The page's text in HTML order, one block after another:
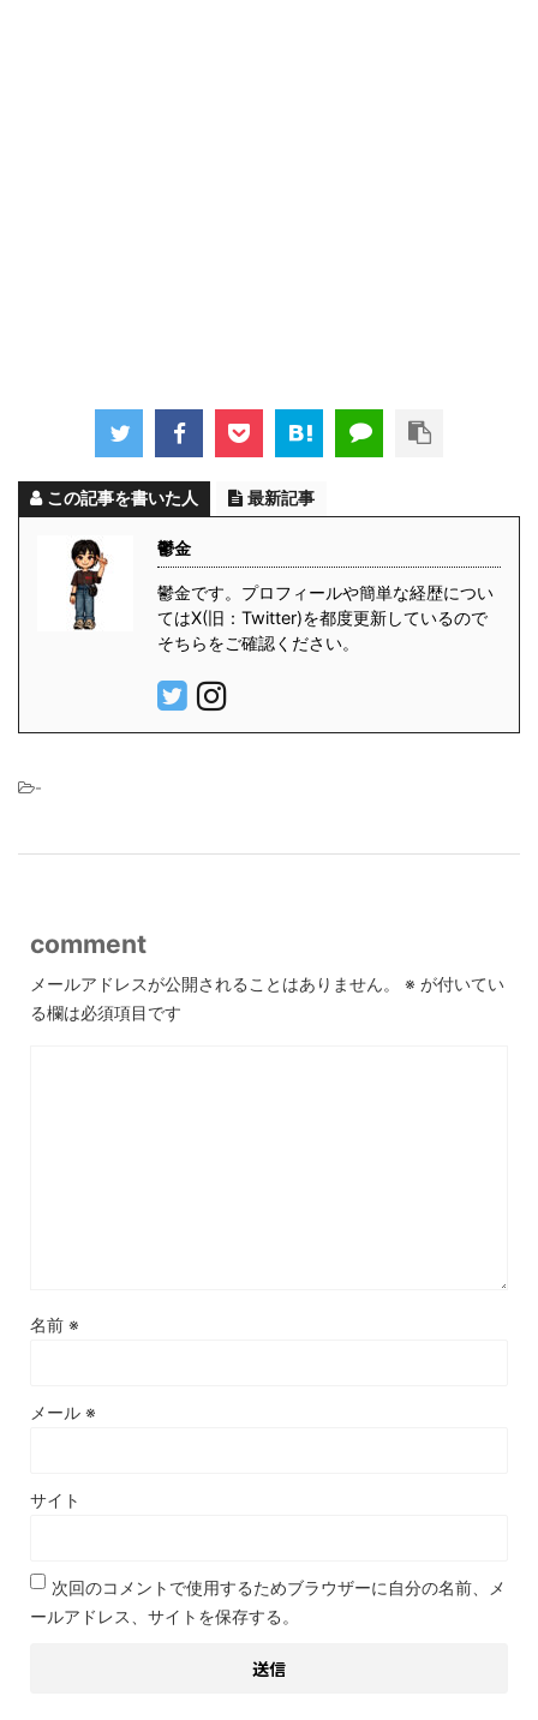
この記事を書いた人 最新記事
鬱金
鬱金です。プロフィールや簡単な経歴につい
てはX(旧：Twitter)を都度更新しているので
そちらをご確認ください。
-
comment
メールアドレスが公開されることはありません。 ※ が付いてい
る欄は必須項目です
名前 ※
メール ※
サイト
次回のコメントで使用するためブラウザーに自分の名前、メ
ールアドレス、サイトを保存する。